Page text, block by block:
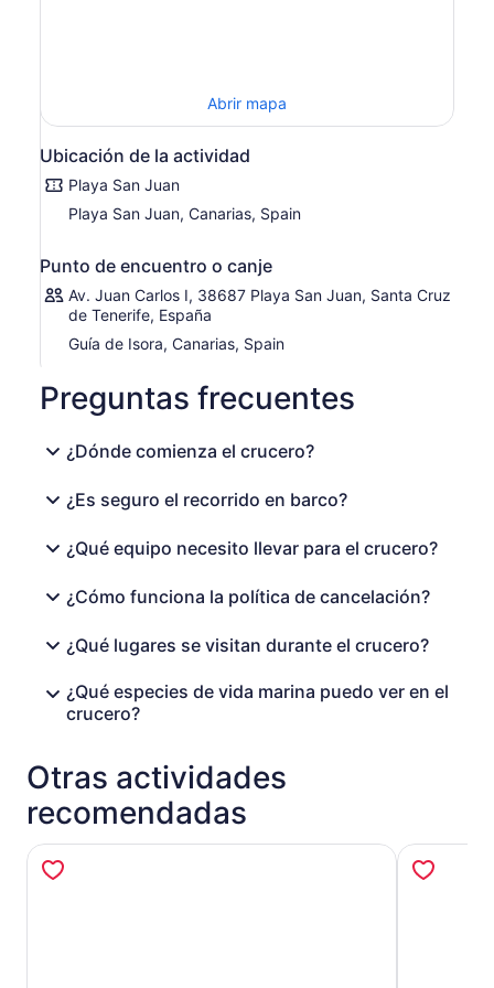
llegado a un punto en el que se encuentre a 1,000
metros de la costa, habrá ingresado al área del
«Calderón Tropical» o «Ballena piloto». En este lugar
puedes encontrar otras especies de vida marina, como
tortugas, peces voladores, sardinas, bancos de atún y
más.
Abrir mapa
Ubicación de la actividad
Playa San Juan
Playa San Juan, Canarias, Spain
Punto de encuentro o canje
Av. Juan Carlos I, 38687 Playa San Juan, Santa Cruz
de Tenerife, España
Guía de Isora, Canarias, Spain
Preguntas frecuentes
¿Dónde comienza el crucero?
¿Es seguro el recorrido en barco?
¿Qué equipo necesito llevar para el crucero?
¿Cómo funciona la política de cancelación?
¿Qué lugares se visitan durante el crucero?
¿Qué especies de vida marina puedo ver en el
crucero?
Otras actividades
recomendadas